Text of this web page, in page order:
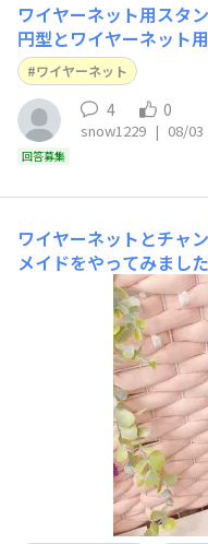
ワイヤーネット用スタ
円型とワイヤーネット
ようとしたら何度やっ
の真横にスタンドがあ
使えますよときちんと
うに使えません。 なに
ワイヤーネット
回答募集
4 0
snow1229 | 08/03
ワイヤーネットとチャ
メイドをやってみまし
た、1玉と少し必要です